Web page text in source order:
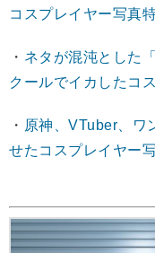
コスプレイヤー写真
・ ネタが混沌とした
クールでイカしたコ
・ 原神、VTuber、
せたコスプレイヤー